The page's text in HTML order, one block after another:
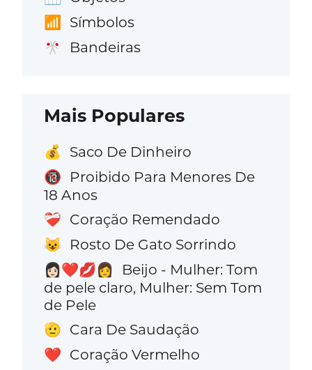
📶 Símbolos
🎌 Bandeiras
Mais Populares
💰 Saco De Dinheiro
🔞
Proibido Para Menores De
18 Anos
❤️‍🩹 Coração Remendado
😺 Rosto De Gato Sorrindo
👩🏻‍❤️‍💋‍👩
Beijo - Mulher: Tom
de pele claro, Mulher: Sem Tom
de Pele
🫡 Cara De Saudação
❤️ Coração Vermelho